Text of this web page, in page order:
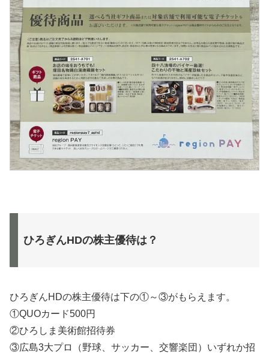
ひろぎんHDの株主優待は？
ひろぎんHDの株主優待は下の①～③がもらえます。
①QUOカード500円
②ひろしま美術館招待券
③広島3大プロ（野球、サッカー、交響楽団）いずれか招